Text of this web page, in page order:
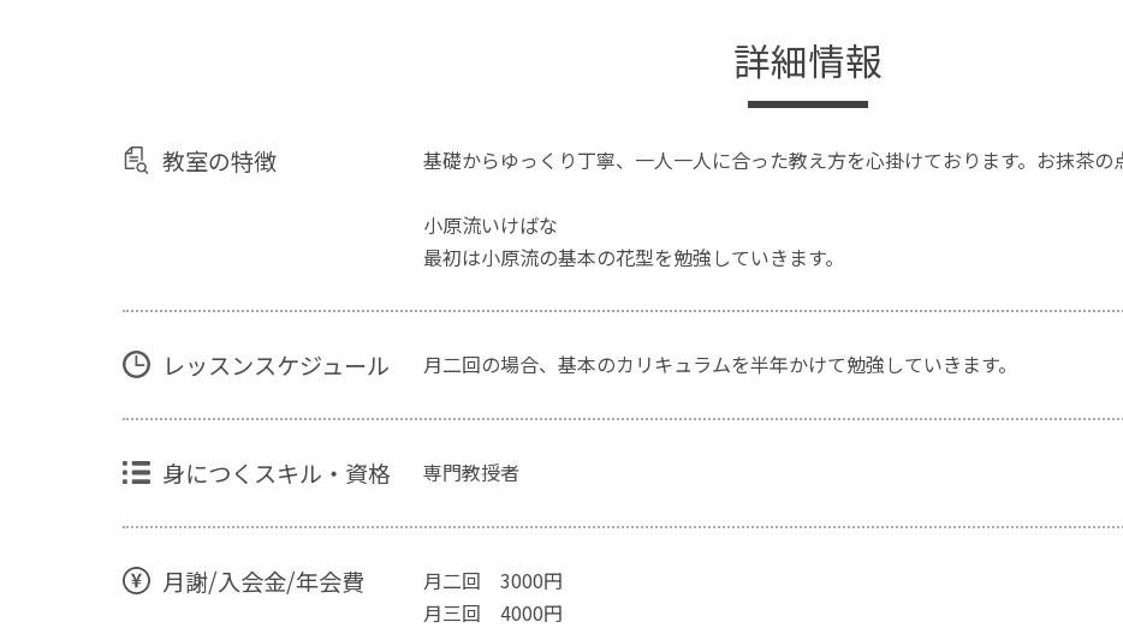
詳細情報
教室の特徴 基礎からゆっくり丁寧、一人一人に合った教え方を心掛けております。お抹茶の
小原流いけばな
最初は小原流の基本の花型を勉強していきます。
レッスンスケジュール 月二回の場合、基本のカリキュラムを半年かけて勉強していきます。
身につくスキル・資格 専門教授者
月謝/入会金/年会費
月二回 3000円
月三回 4000円